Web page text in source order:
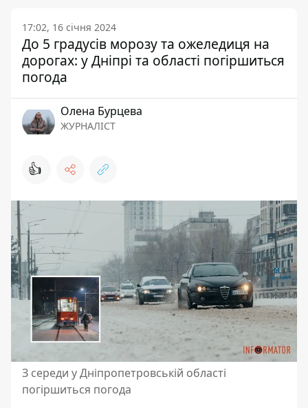
17:02, 16 січня 2024
До 5 градусів морозу та ожеледиця на
дорогах: у Дніпрі та області погіршиться
погода
Олена Бурцева
ЖУРНАЛІСТ
👍
З середи у Дніпропетровській області
погіршиться погода